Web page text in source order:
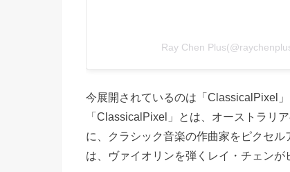
Ray Chen
今展開されているのは「ClassicalPixel
「ClassicalPixel」とは、オーストラリ
に、クラシック音楽の作曲家をピクセ
は、ヴァイオリンを弾くレイ・チェンが